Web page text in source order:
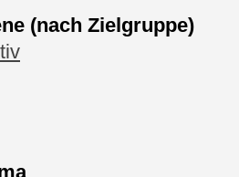
(nach Zielgruppe)